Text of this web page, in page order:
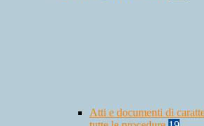
Atti e documenti di